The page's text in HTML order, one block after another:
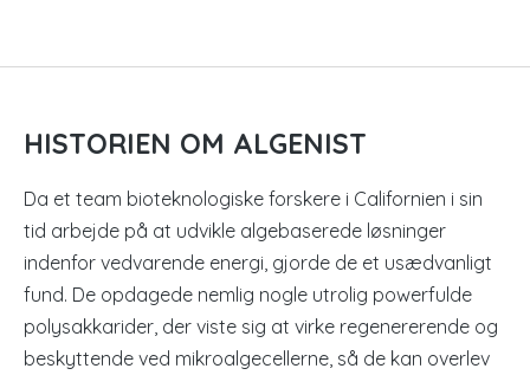
HISTORIEN OM ALGENIST
Da et team bioteknologiske forskere i Californien i sin
tid arbejde på at udvikle algebaserede løsninger
indenfor vedvarende energi, gjorde de et usædvanligt
fund. De opdagede nemlig nogle utrolig powerfulde
polysakkarider, der viste sig at virke regenererende og
beskyttende ved mikroalgecellerne, så de kan overlev